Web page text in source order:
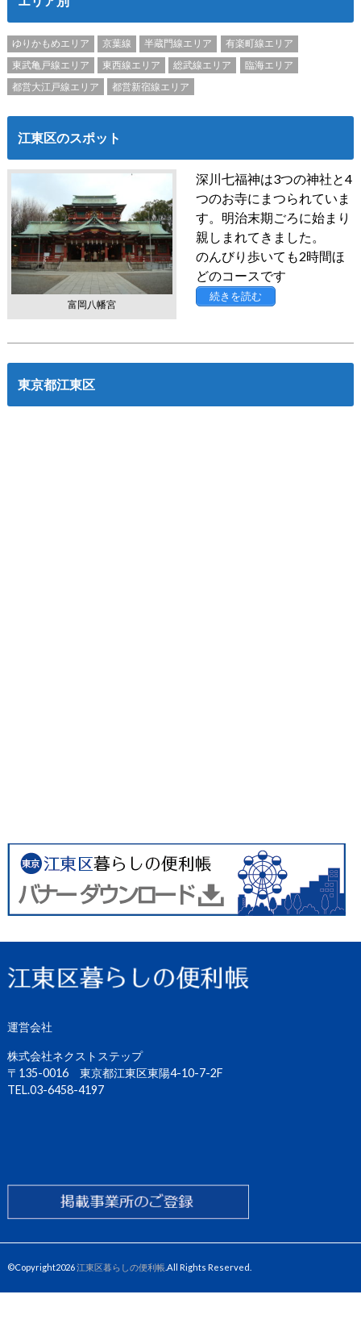
ゆりかもめエリア 京葉線 半蔵門線エリア
有楽町線エリア
東武亀戸線エリア
東西線エリア 総武線エリア
臨海エリア
都営大江戸線エリア
都営新宿線エリア
江東区のスポット
富岡八幡宮
深川七福神は3つの神社と4
つのお寺にまつられていま
す。明治末期ごろに始まり
親しまれてきました。
のんびり歩いても2時間ほ
どのコースです
続きを読む
東京都江東区
運営会社
株式会社ネクストステップ
〒135-0016 東京都江東区東陽4-10-7-2F
TEL.03-6458-4197
©Copyright2026江東区暮らしの便利帳.All Rights Reserved.